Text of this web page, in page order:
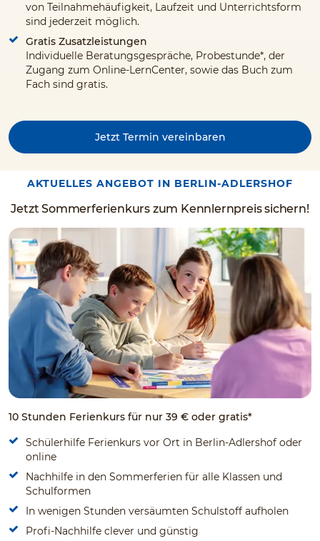
von Teilnahmehäufigkeit, Laufzeit und Unterrichtsform
sind jederzeit möglich.
Gratis Zusatzleistungen
Individuelle Beratungsgespräche, Probestunde*, der
Zugang zum Online-LernCenter, sowie das Buch zum
Fach sind gratis.
Jetzt Termin vereinbaren
AKTUELLES ANGEBOT IN BERLIN-ADLERSHOF
Jetzt Sommerferienkurs zum Kennlernpreis sichern!
10 Stunden Ferienkurs für nur 39 € oder gratis*
Schülerhilfe Ferienkurs vor Ort in Berlin-Adlershof oder
online
Nachhilfe in den Sommerferien für alle Klassen und
Schulformen
In wenigen Stunden versäumten Schulstoff aufholen
Profi-Nachhilfe clever und günstig